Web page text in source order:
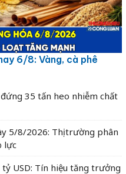
6/8: Vàng, cà phê
35 tấn heo nhiễm chất
5/8/2026: Thị trường phân
lực
USD: Tín hiệu tăng trưởng